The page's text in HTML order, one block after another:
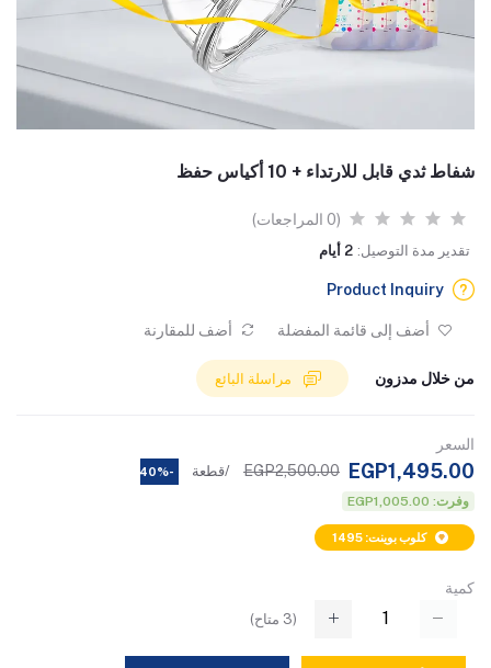
شفاط ثدي قابل للارتداء + 10 أكياس حفظ
(0 المراجعات)
تقدير مدة التوصيل: 2 أيام
Product Inquiry
أضف إلى قائمة المفضلة أضف للمقارنة
من خلال مدزون
السعر
EGP1,495.00
EGP2,500.00 /قطعة -40%
وفرت: EGP1,005.00
كلوب بوينت: 1495
كمية
(
3 متاح)